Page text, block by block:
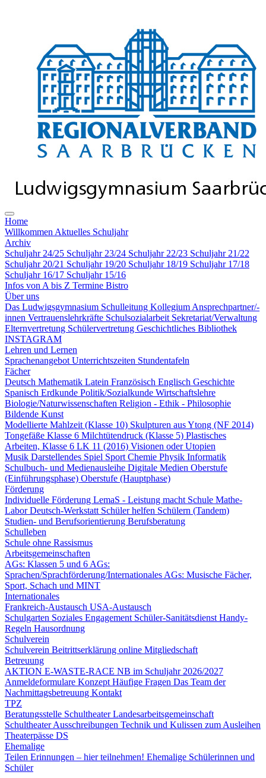
Home
Willkommen Aktuelles Schuljahr
Archiv
Schuljahr 24/25 Schuljahr 23/24 Schuljahr 22/23 Schuljahr 21/22
Schuljahr 20/21 Schuljahr 19/20 Schuljahr 18/19 Schuljahr 17/18
Schuljahr 16/17 Schuljahr 15/16
Infos von A bis Z Termine Bistro
Über uns
Das Ludwigsgymnasium Schulleitung Kollegium Ansprechpartner/-
innen Vertrauenslehrkräfte Schulsozialarbeit Sekretariat/Verwaltung
Elternvertretung Schülervertretung Geschichtliches Bibliothek
INSTAGRAM
Lehren und Lernen
Sprachenangebot Unterrichtszeiten Stundentafeln
Fächer
Deutsch Mathematik Latein Französisch Englisch Geschichte
Spanisch Erdkunde Politik/Sozialkunde Wirtschaftslehre
Biologie/Naturwissenschaften Religion - Ethik - Philosophie
Bildende Kunst
Modellierte Mahlzeit (Klasse 10) Skulpturen aus Ytong (NF 2014)
Tongefäße Klasse 6 Milchtütendruck (Klasse 5) Plastisches
Arbeiten, Klasse 6 LK 11 (2016) Visionen oder Utopien
Musik Darstellendes Spiel Sport Chemie Physik Informatik
Schulbuch- und Medienausleihe Digitale Medien Oberstufe
(Einführungsphase) Oberstufe (Hauptphase)
Förderung
Individuelle Förderung LemaS - Leistung macht Schule Mathe-
LaborDeutsch-Werkstatt Schüler helfen Schülern (Tandem)
Studien- und Berufsorientierung Berufsberatung
Schulleben
Schule ohne Rassismus
Arbeitsgemeinschaften
AGs: Klassen 5 und 6 AGs:
Sprachen/Sprachförderung/Internationales AGs: Musische Fächer,
Sport, Schach und MINT
Internationales
Frankreich-Austausch USA-Austausch
Schulgarten Soziales Engagement Schüler-Sanitätsdienst Handy-
Regeln Hausordnung
Schulverein
Schulverein Beitrittserklärung online Mitgliedschaft
Betreuung
AKTION E-WASTE-RACE NB im Schuljahr 2026/2027
Anmeldeformulare Konzept Häufige Fragen Das Team der
Nachmittagsbetreuung Kontakt
TPZ
Beratungsstelle SchultheaterLandesarbeitsgemeinschaft
SchultheaterAusschreibungen Technik und Kulissen zum Ausleihen
Theaterpässe DS
Ehemalige
Teilen Erinnungen – hier teilnehmen! Ehemalige Schülerinnen und
Schüler